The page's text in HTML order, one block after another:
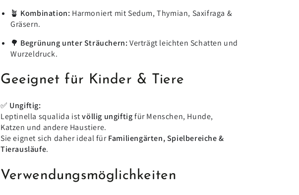
🪴 Kombination: Harmoniert mit Sedum, Thymian, Saxifraga &
Gräsern.
🌳 Begrünung unter Sträuchern: Verträgt leichten Schatten und
Wurzeldruck.
Geeignet für Kinder & Tiere
✅ Ungiftig:
Leptinella squalida istvöllig ungiftigfür Menschen, Hunde,
Katzen und andere Haustiere.
Sie eignet sich daher ideal fürFamiliengärten, Spielbereiche &
Tierausläufe.
Verwendungsmöglichkeiten